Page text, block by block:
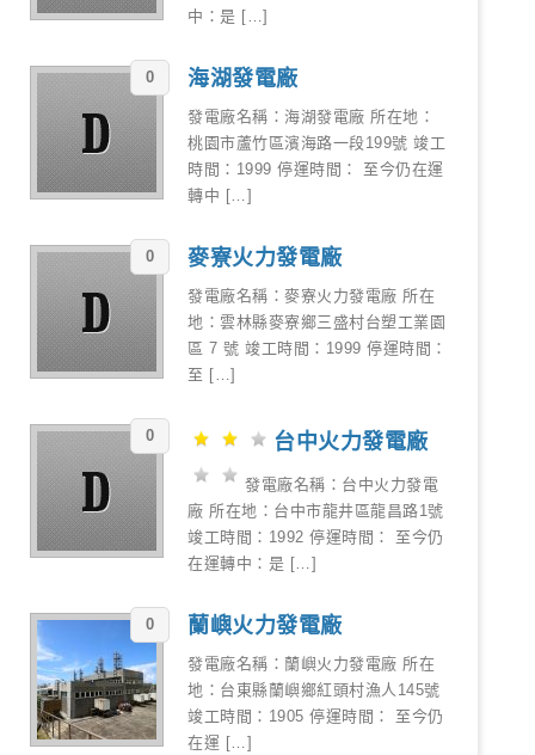
中：是 […]
0 海湖發電廠
發電廠名稱：海湖發電廠 所在地：
桃園市蘆竹區濱海路一段199號 竣工
時間：1999 停運時間： 至今仍在運
轉中 […]
0 麥寮火力發電廠
發電廠名稱：麥寮火力發電廠 所在
地：雲林縣麥寮鄉三盛村台塑工業園
區 7 號 竣工時間：1999 停運時間：
至 […]
0 台中火力發電廠
發電廠名稱：台中火力發電
廠 所在地：台中市龍井區龍昌路1號
竣工時間：1992 停運時間： 至今仍
在運轉中：是 […]
0 蘭嶼火力發電廠
發電廠名稱：蘭嶼火力發電廠 所在
地：台東縣蘭嶼鄉紅頭村漁人145號
竣工時間：1905 停運時間： 至今仍
在運 […]